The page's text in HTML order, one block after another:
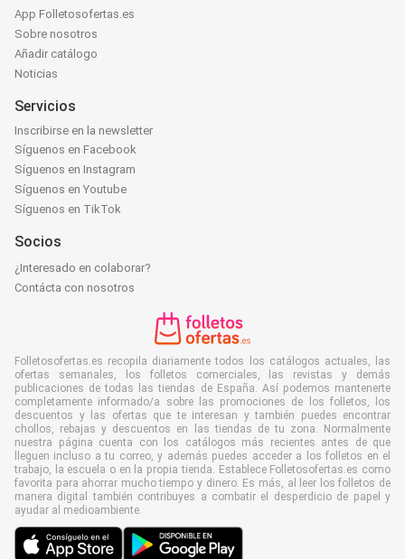
App Folletosofertas.es
Sobre nosotros
Añadir catálogo
Noticias
Servicios
Inscribirse en la newsletter
Síguenos en Facebook
Síguenos en Instagram
Síguenos en Youtube
Síguenos en TikTok
Socios
¿Interesado en colaborar?
Contácta con nosotros
Folletosofertas.es recopila diariamente todos los catálogos actuales, las
ofertas semanales, los folletos comerciales, las revistas y demás
publicaciones de todas las tiendas de España. Así podemos mantenerte
completamente informado/a sobre las promociones de los folletos, los
descuentos y las ofertas que te interesan y también puedes encontrar
chollos, rebajas y descuentos en las tiendas de tu zona. Normalmente
nuestra página cuenta con los catálogos más recientes antes de que
lleguen incluso a tu correo, y además puedes acceder a los folletos en el
trabajo, la escuela o en la propia tienda. Establece Folletosofertas.es como
favorita para ahorrar mucho tiempo y dinero. Es más, al leer los folletos de
manera digital también contribuyes a combatir el desperdicio de papel y
ayudar al medioambiente.